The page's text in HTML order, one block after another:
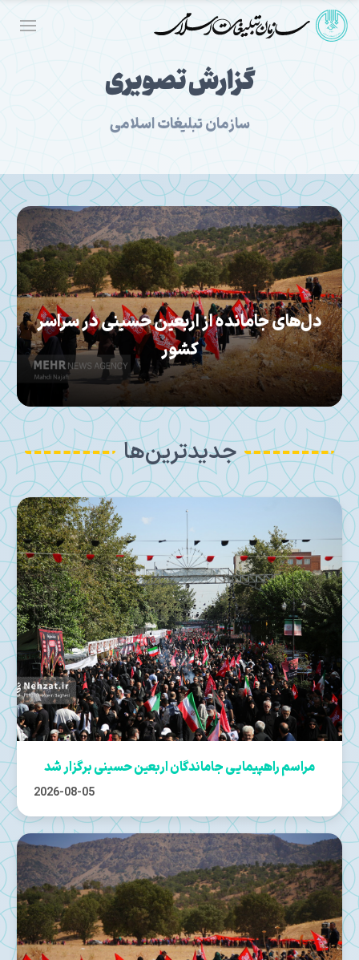
گزارش تصویری
سازمان تبلیغات اسلامی
مراسم یادبود رهبر شهید انقلاب برگزار شد
جدیدترین‌ها
مراسم راهپیمایی جاماندگان اربعین حسینی برگزار شد
2026-08-05